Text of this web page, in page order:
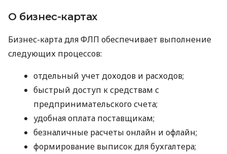
О бизнес-картах
Бизнес-карта для ФЛП обеспечивает выполнение
следующих процессов:
отдельный учет доходов и расходов;
быстрый доступ к средствам с
предпринимательского счета;
удобная оплата поставщикам;
безналичные расчеты онлайн и офлайн;
формирование выписок для бухгалтера;